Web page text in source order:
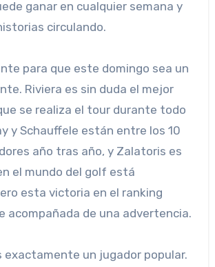
ganar en cualquier semana y
circulando.
para que este domingo sea un
Riviera es sin duda el mejor
se realiza el tour durante todo
y Schauffele están entre los 10
año tras año, y Zalatoris es
el mundo del golf está
esta victoria en el ranking
acompañada de una advertencia.
exactamente un jugador popular.